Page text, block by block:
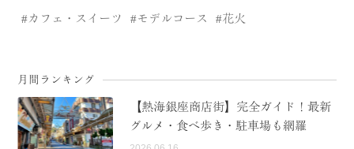
カフェ・スイーツ モデルコース 花火
月間ランキング
【熱海銀座商店街】完全ガイド！最新
グルメ・食べ歩き・駐車場も網羅